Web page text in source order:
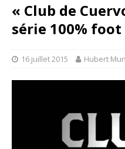
« Club de
série 100%
16 juillet 2015 Hubert